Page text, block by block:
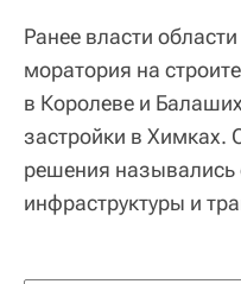
Ранее власти
моратория на
в Королеве и
застройки в
решения назывались
инфраструктуры и